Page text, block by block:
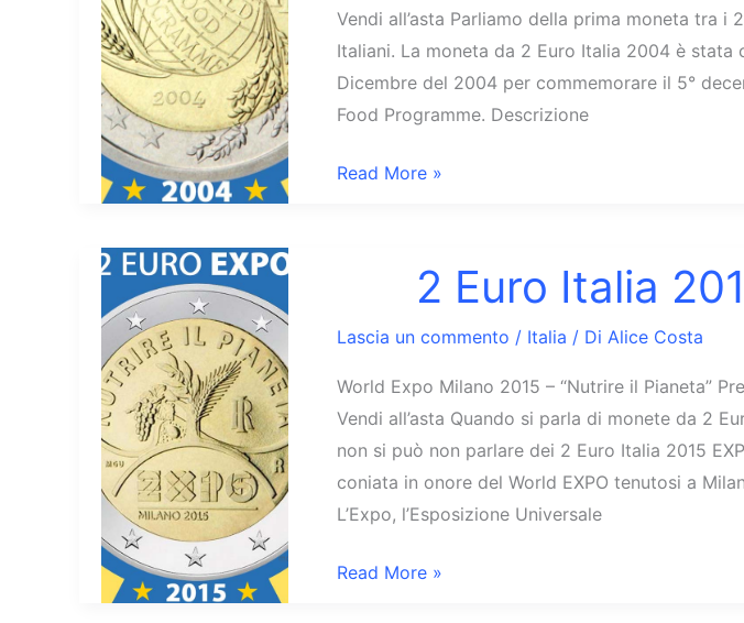
Vendi all’asta Parliamo della prima moneta tra i
Italiani. La moneta da 2 Euro Italia 2004 è stata
Dicembre del 2004 per commemorare il 5°
Food Programme. Descrizione
2
Programme
2004
Read More »
2 Euro Italia
Lascia un commento / Italia / Di Alice Costa
World Expo Milano 2015 – “Nutrire il Pianeta”
Vendi all’asta Quando si parla di monete da 2
non si può non parlare dei 2 Euro Italia 2015
coniata in onore del World EXPO tenutosi a
L’Expo, l’Esposizione Universale
2
Read More »